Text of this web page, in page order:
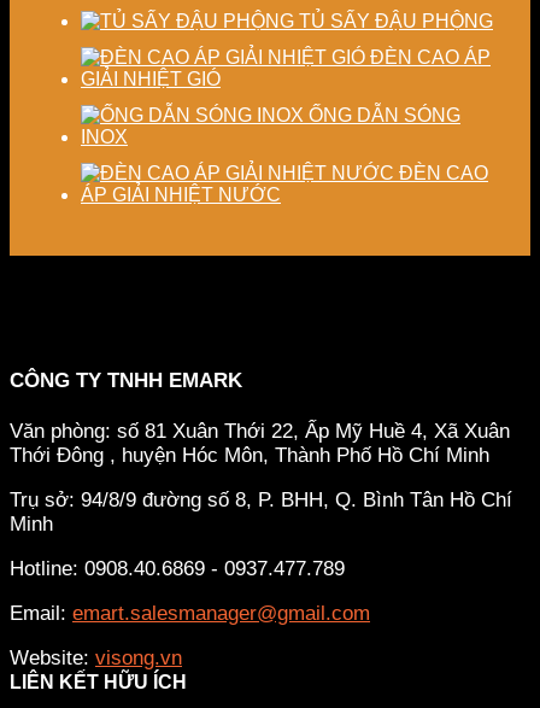
TỦ SẤY ĐẬU PHỘNG
ĐÈN CAO ÁP
GIẢI NHIỆT GIÓ
ỐNG DẪN SÓNG
INOX
ĐÈN CAO
ÁP GIẢI NHIỆT NƯỚC
CÔNG TY TNHH EMARK
Văn phòng: số 81 Xuân Thới 22, Ấp Mỹ Huề 4, Xã Xuân
Thới Đông , huyện Hóc Môn, Thành Phố Hồ Chí Minh
Trụ sở: 94/8/9 đường số 8, P. BHH, Q. Bình Tân Hồ Chí
Minh
Hotline: 0908.40.6869 - 0937.477.789
Email: emart.salesmanager@gmail.com
Website: visong.vn
LIÊN KẾT HỮU ÍCH